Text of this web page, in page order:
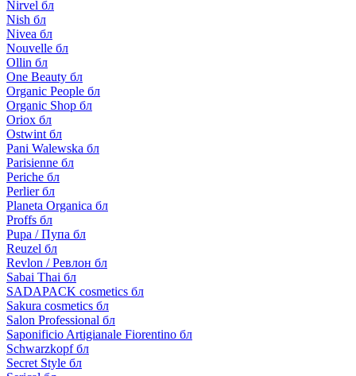
Nirvel бл
Nish бл
Nivea бл
Nouvelle бл
Ollin бл
One Beauty бл
Organic People бл
Organic Shop бл
Oriox бл
Ostwint бл
Pani Walewska бл
Parisienne бл
Periche бл
Perlier бл
Planeta Organica бл
Proffs бл
Pupa / Пупа бл
Reuzel бл
Revlon / Ревлон бл
Sabai Thai бл
SADAPACK cosmetics бл
Sakura cosmetics бл
Salon Professional бл
Saponificio Artigianale Fiorentino бл
Schwarzkopf бл
Secret Style бл